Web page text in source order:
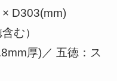
D303(mm)
む）
厚)／ 五徳：ス